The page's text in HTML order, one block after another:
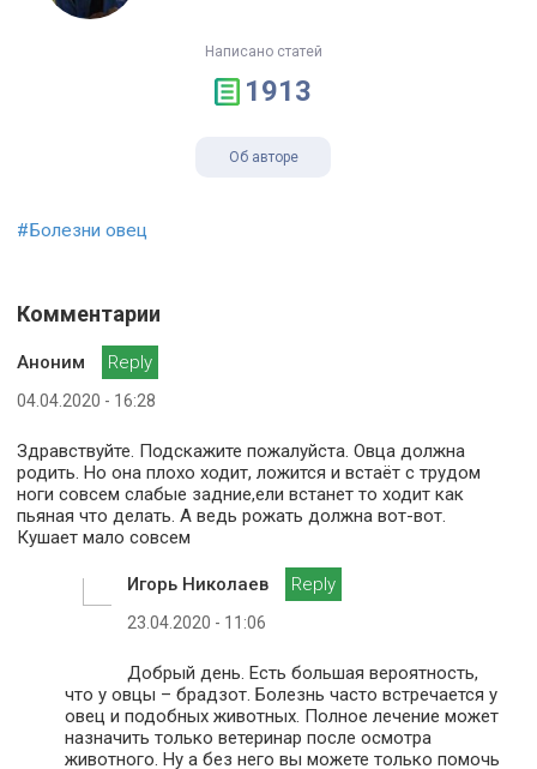
Написано статей
1913
Об авторе
#Болезни овец
Комментарии
Аноним Reply
04.04.2020 - 16:28
Здравствуйте. Подскажите пожалуйста. Овца должна
родить. Но она плохо ходит, ложится и встаёт с трудом
ноги совсем слабые задние,ели встанет то ходит как
пьяная что делать. А ведь рожать должна вот-вот.
Кушает мало совсем
Игорь Николаев Reply
23.04.2020 - 11:06
Добрый день. Есть большая вероятность,
что у овцы – брадзот. Болезнь часто встречается у
овец и подобных животных. Полное лечение может
назначить только ветеринар после осмотра
животного. Ну а без него вы можете только помочь